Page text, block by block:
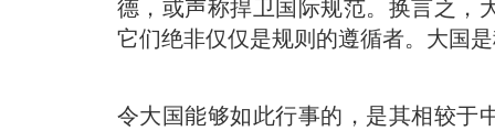
德，或声称捍卫国际规范。换言之，
它们绝非仅仅是规则的遵循者。大国
令大国能够如此行事的，是其相较于